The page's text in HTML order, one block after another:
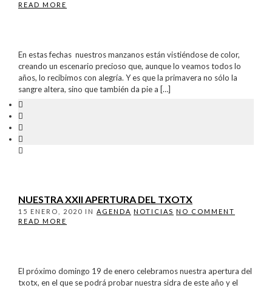
READ MORE
En estas fechas nuestros manzanos están vistiéndose de color,
creando un escenario precioso que, aunque lo veamos todos lo
años, lo recibimos con alegría. Y es que la primavera no sólo la
sangre altera, sino que también da pie a […]
NUESTRA XXII APERTURA DEL TXOTX
15 ENERO, 2020 IN AGENDA NOTICIAS NO COMMENT
READ MORE
El próximo domingo 19 de enero celebramos nuestra apertura del
txotx, en el que se podrá probar nuestra sidra de este año y el